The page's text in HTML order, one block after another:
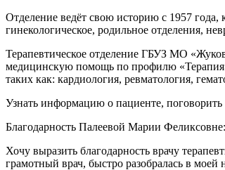
Отделение ведёт свою историю с 1957 года,
гинекологическое, родильное отделения,
Терапевтическое отделение ГБУЗ МО
медицинскую помощь по профилю
таких как: кардиология, ревматология,
Узнать информацию о пациенте,
Благодарность Палеевой Марии Феликсовне:
Хочу выразить благодарность врачу
грамотный врач, быстро разобралась в